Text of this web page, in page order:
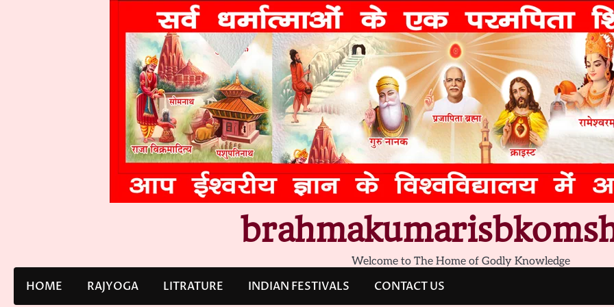
Welcome to The Home of Godly Knowledge
HOME RAJYOGA LITRATURE INDIAN FESTIVALS CONTACT US